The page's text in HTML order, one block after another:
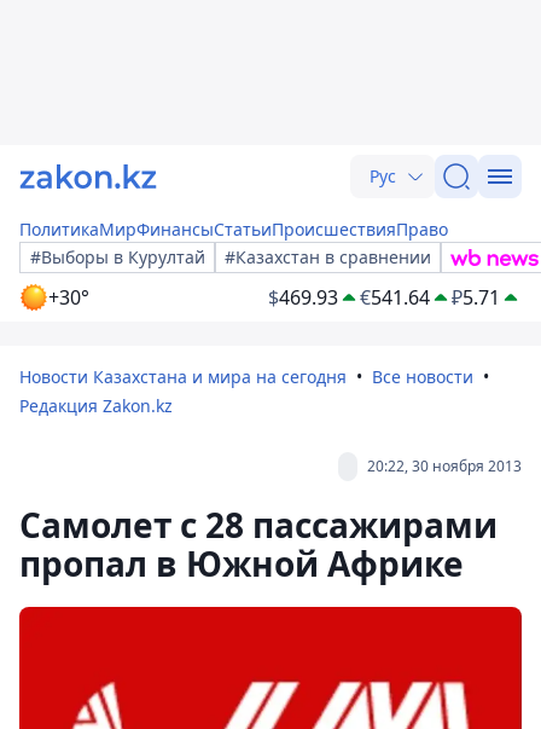
Рус
ПолитикаМирФинансыСтатьиПроисшествияПраво
#Выборы в Курултай
#Казахстан в сравнении
+30° $469.93 €541.64 ₽5.71
Новости Казахстана и мира на сегодня
Все новости
Редакция Zakon.kz
20:22, 30 ноября 2013
Самолет с 28 пассажирами
пропал в Южной Африке